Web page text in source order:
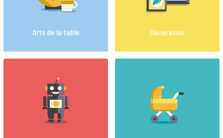
Arts de la table Décoration